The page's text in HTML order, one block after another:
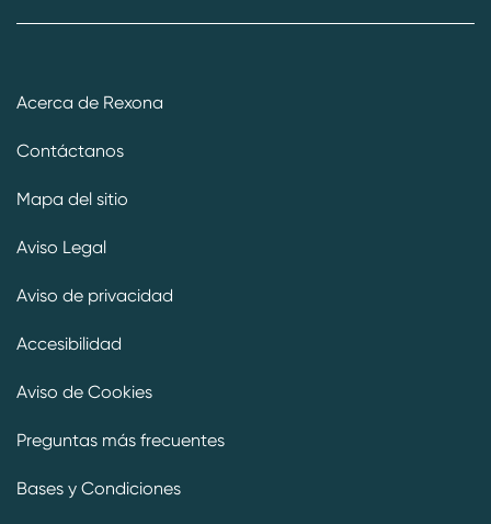
Acerca de Rexona
Contáctanos
Mapa del sitio
Aviso Legal
Aviso de privacidad
Accesibilidad
Aviso de Cookies
Preguntas más frecuentes
Bases y Condiciones